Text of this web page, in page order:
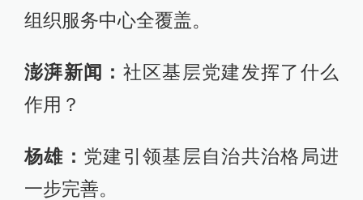
组织服务中心全覆盖。
澎湃新闻： 社区基层党建发挥了什么
作用？
杨雄： 党建引领基层自治共治格局进
一步完善。